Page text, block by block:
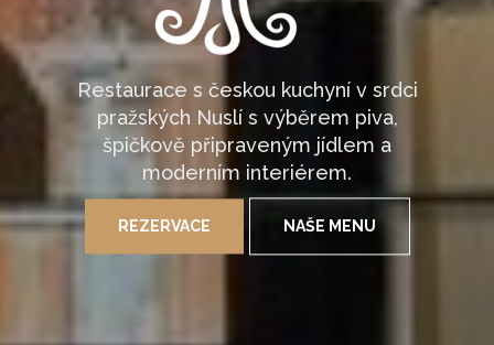
Restaurace s českou kuchyní v srdci
pražských Nuslí s výběrem piva,
špičkově připraveným jídlem a
moderním interiérem.
REZERVACE NAŠE MENU